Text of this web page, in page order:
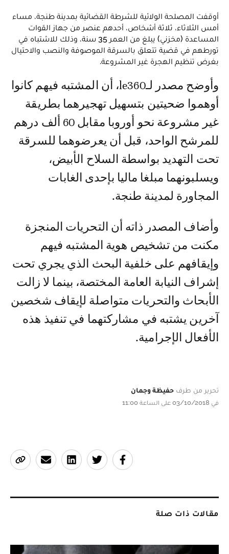
أوقفت المصلحة الولائية للشرطة القضائية بمدينة طنجة، مساء
أمس الثلاثاء، ثلاثة أشخاص، أحدهم عنصر من جهاز القوات
المساعدة (مخزني) يبلغ من العمر 35 سنة، وذلك للاشتباه في
تورطهم في قضية تتعلق بالسرقة الموصوفة والنصب والاحتيال
بغرض تنظيم الهجرة غير المشروعة.
وأوضح مصدر لـle360، أن المشتبه فيهم كانوا
أوهموا ضحيتين بتسهيل تهجيرهما بطريقة
غير مشروعة نحو أوروبا مقابل 60 ألف درهم
للمرشح الواحد، قبل أن يعرضوهما للسرقة
تحت التهديد بواسطة السلاح الأبيض،
ويسلبونهما مبلغا ماليا بإحدى الغابات
المجاورة لمدينة طنجة.
وأضاف المصدر ذاته أن التحريات المنجزة
مكنت من تشخيص هوية المشتبه فيهم
وإيقافهم على خلفية البحث الذي يجري تحت
إشراف النيابة العامة المختصة، بينما لا زالت
الأبحاث والتحريات متواصلة لإيقاف شخصين
آخرين يشتبه في مشاركتهما في تنفيذ هذه
الأفعال الإجرامية.
تحرير من طرف حفيظة وجمان
في 03/10/2018 على الساعة 11:00
مقالات ذات صلة